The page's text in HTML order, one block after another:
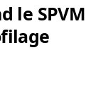
e w t
le SPVM